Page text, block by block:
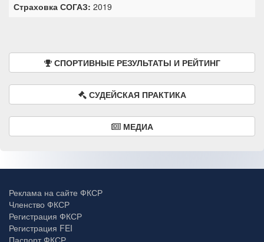
Страховка СОГАЗ: 2019
СПОРТИВНЫЕ РЕЗУЛЬТАТЫ И РЕЙТИНГ
СУДЕЙСКАЯ ПРАКТИКА
МЕДИА
Реклама на сайте ФКСР
Членство ФКСР
Регистрация ФКСР
Регистрация FEI
Паспорт ФКСР